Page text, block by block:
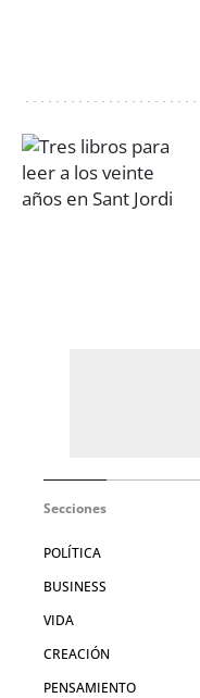
Secciones
POLÍTICA
BUSINESS
VIDA
CREACIÓN
PENSAMIENTO